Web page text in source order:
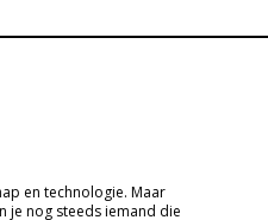
en technologie. Maar
je nog steeds iemand die